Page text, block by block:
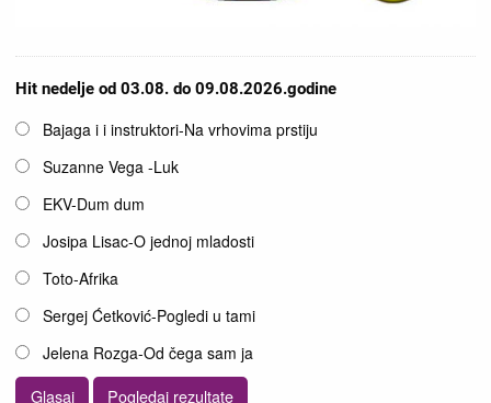
Hit nedelje od 03.08. do 09.08.2026.godine
OpcijeBajaga i i instruktori-Na vrhovima prstiju
Suzanne Vega -Luk
EKV-Dum dum
Josipa Lisac-O jednoj mladosti
Toto-Afrika
Sergej Ćetković-Pogledi u tami
Jelena Rozga-Od čega sam ja